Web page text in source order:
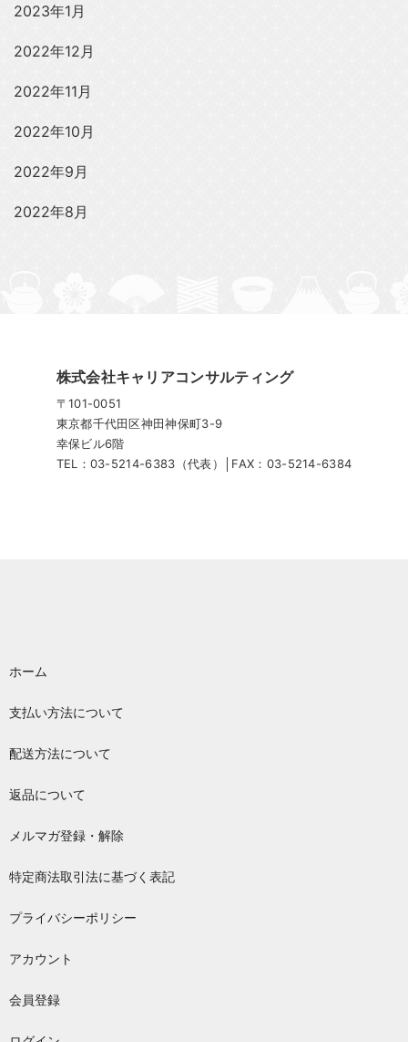
2023年1月
2022年12月
2022年11月
2022年10月
2022年9月
2022年8月
株式会社キャリアコンサルティング
〒101-0051
東京都千代⽥区神⽥神保町3-9
幸保ビル6階
TEL：03-5214-6383（代表）│FAX：03-5214-6384
ホーム
支払い方法について
配送方法について
返品について
メルマガ登録・解除
特定商法取引法に基づく表記
プライバシーポリシー
アカウント
会員登録